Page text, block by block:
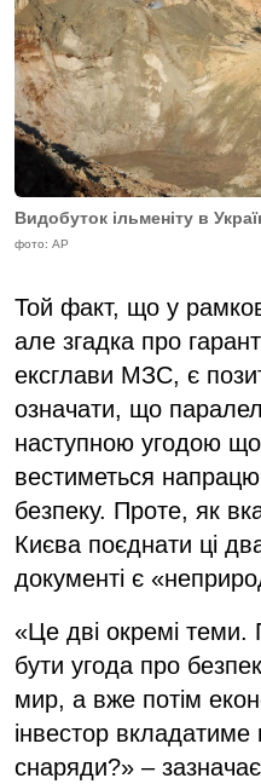
Видобуток ільменіту в
фото: AP
Той факт, що у
але згадка про
ексглави МЗС, є
означати, що
наступною угодою
вестиметься
безпеку. Проте, як
Києва поєднати ці
документі є
«Це дві окремі
бути угода про
мир, а вже потім
інвестор вкладатиме
снаряди?» –